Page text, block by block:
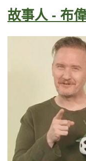
故事人 - 布